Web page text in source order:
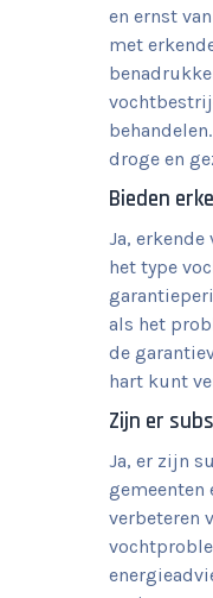
en ernst
met
droge en
Bieden
Ja,
het type
als het
de
hart kunt
Zijn er
Ja, er zijn
gemeenten
verbeteren